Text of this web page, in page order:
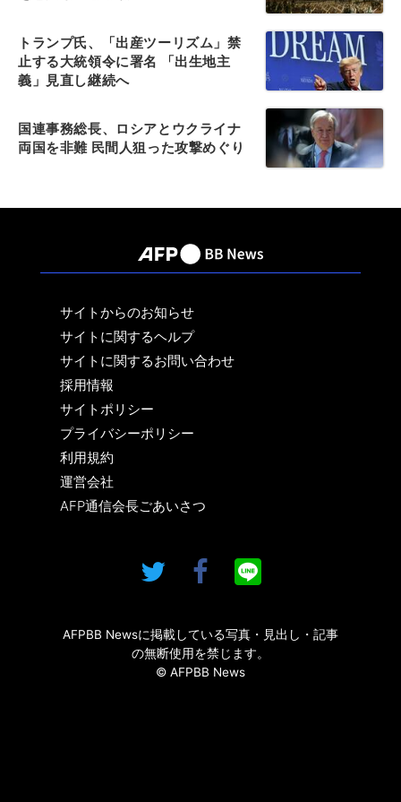
トランプ氏、「出産ツーリズム」禁
止する大統領令に署名 「出生地主
義」見直し継続へ
国連事務総長、ロシアとウクライナ
両国を非難 民間人狙った攻撃めぐり
サイトからのお知らせ
サイトに関するヘルプ
サイトに関するお問い合わせ
採用情報
サイトポリシー
プライバシーポリシー
利用規約
運営会社
AFP通信会長ごあいさつ
AFPBB Newsに掲載している写真・見出し・記事
の無断使用を禁じます。
© AFPBB News